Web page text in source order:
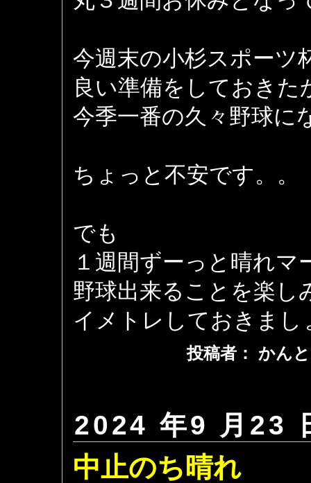
今週末の小杉スポーツ
良い準備をしておきた
今季一番の久々野球に
ちょっと不安です。。
でも
１週間ずーっと晴れマ
野球出来ることを楽し
イメトレしておきまし
投稿者： かん
2024 年9 月23
中止のち晴れ